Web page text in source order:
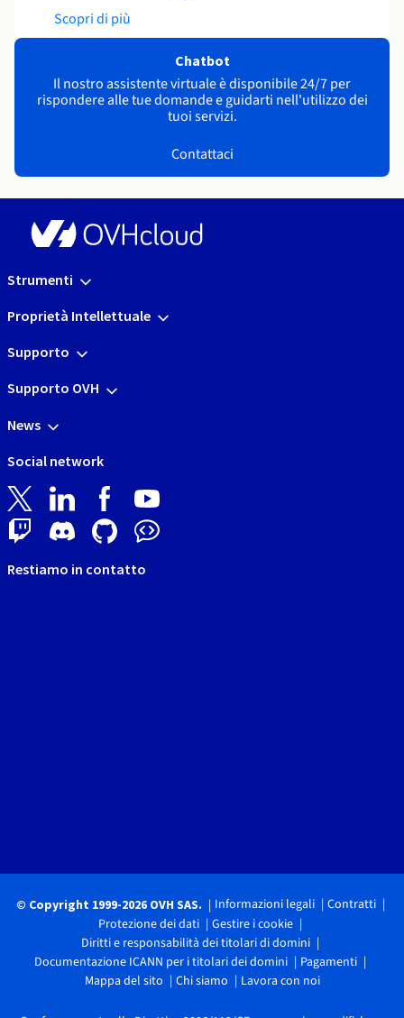
Scopri di più
Chatbot
Il nostro assistente virtuale è disponibile 24/7 per
rispondere alle tue domande e guidarti nell'utilizzo dei
tuoi servizi.
Contattaci
Strumenti
Proprietà Intellettuale
Supporto
Supporto OVH
News
Social network
Restiamo in contatto
© Copyright 1999-2026 OVH SAS. Informazioni legali
Contratti
Protezione dei dati
Gestire i cookie
Diritti e responsabilità dei titolari di domini
Documentazione ICANN per i titolari dei domini
Pagamenti
Mappa del sito
Chi siamo Lavora con noi